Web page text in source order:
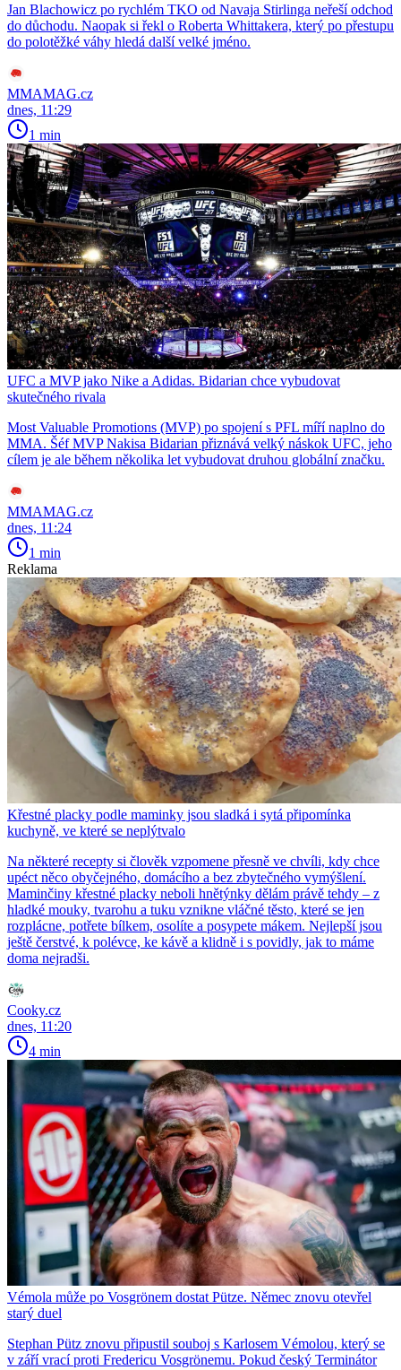
Jan Blachowicz po rychlém TKO od Navaja Stirlinga neřeší odchod
do důchodu. Naopak si řekl o Roberta Whittakera, který po přestupu
do polotěžké váhy hledá další velké jméno.
MMAMAG.cz
dnes, 11:29
1 min
UFC a MVP jako Nike a Adidas. Bidarian chce vybudovat
skutečného rivala
Most Valuable Promotions (MVP) po spojení s PFL míří naplno do
MMA. Šéf MVP Nakisa Bidarian přiznává velký náskok UFC, jeho
cílem je ale během několika let vybudovat druhou globální značku.
MMAMAG.cz
dnes, 11:24
1 min
Reklama
Křestné placky podle maminky jsou sladká i sytá připomínka
kuchyně, ve které se neplýtvalo
Na některé recepty si člověk vzpomene přesně ve chvíli, kdy chce
upéct něco obyčejného, domácího a bez zbytečného vymýšlení.
Maminčiny křestné placky neboli hnětýnky dělám právě tehdy – z
hladké mouky, tvarohu a tuku vznikne vláčné těsto, které se jen
rozplácne, potřete bílkem, osolíte a posypete mákem. Nejlepší jsou
ještě čerstvé, k polévce, ke kávě a klidně i s povidly, jak to máme
doma nejradši.
Cooky.cz
dnes, 11:20
4 min
Vémola může po Vosgrönem dostat Pütze. Němec znovu otevřel
starý duel
Stephan Pütz znovu připustil souboj s Karlosem Vémolou, který se
v září vrací proti Fredericu Vosgrönemu. Pokud český Terminátor